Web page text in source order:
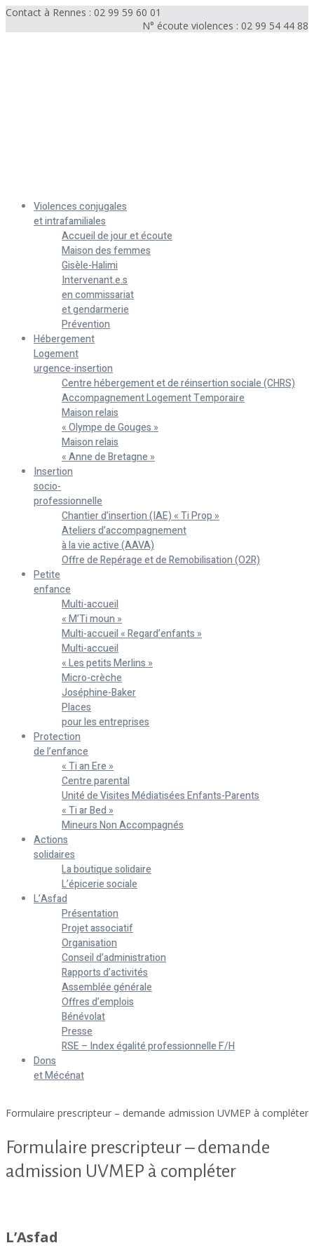
Contact à Rennes : 02 99 59 60 01
N° écoute violences : 02 99 54 44 88
Violences conjugales
et intrafamiliales
Accueil de jour et écoute
Maison des femmes
Gisèle-Halimi
Intervenant.e.s
en commissariat
et gendarmerie
Prévention
Hébergement
Logement
urgence-insertion
Centre hébergement et de réinsertion sociale (CHRS)
Accompagnement Logement Temporaire
Maison relais
« Olympe de Gouges »
Maison relais
« Anne de Bretagne »
Insertion
socio-
professionnelle
Chantier d’insertion (IAE) « Ti Prop »
Ateliers d’accompagnement
à la vie active (AAVA)
Offre de Repérage et de Remobilisation (O2R)
Petite
enfance
Multi-accueil
« M’Ti moun »
Multi-accueil « Regard’enfants »
Multi-accueil
« Les petits Merlins »
Micro-crèche
Joséphine-Baker
Places
pour les entreprises
Protection
de l’enfance
« Ti an Ere »
Centre parental
Unité de Visites Médiatisées Enfants-Parents
« Ti ar Bed »
Mineurs Non Accompagnés
Actions
solidaires
La boutique solidaire
L’épicerie sociale
L’Asfad
Présentation
Projet associatif
Organisation
Conseil d’administration
Rapports d’activités
Assemblée générale
Offres d’emplois
Bénévolat
Presse
RSE – Index égalité professionnelle F/H
Dons
et Mécénat
Formulaire prescripteur – demande admission UVMEP à compléter
Formulaire prescripteur – demande
admission UVMEP à compléter
L’Asfad